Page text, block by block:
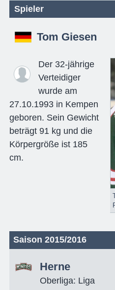
Spieler
Tom Giesen
Der 32-jährige
Verteidiger
wurde am
27.10.1993 in Kempen
geboren. Sein Gewicht
beträgt 91 kg und die
Körpergröße ist 185
cm.
Saison 2015/2016
Herne
Oberliga: Liga